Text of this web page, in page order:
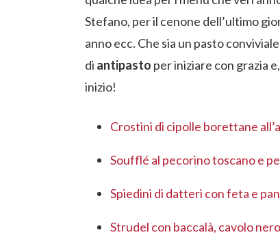
Stefano, per il cenone dell’ultimo
anno ecc. Che sia un pasto
di antipasto per iniziare con grazia
inizio!
Crostini di cipolle borettane
Soufflé al pecorino toscano e
Spiedini di datteri con feta e
Strudel con baccalà, cavolo